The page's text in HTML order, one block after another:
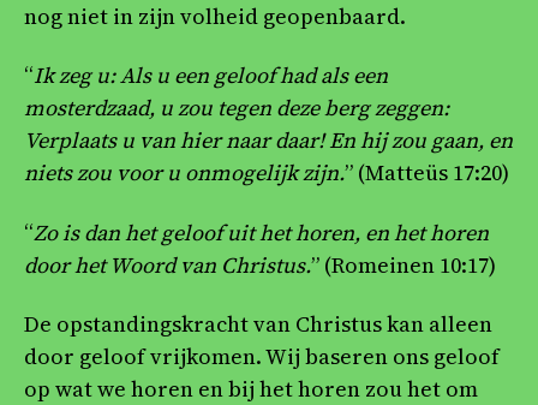
nog niet in zijn volheid geopenbaard.
“Ik zeg u: Als u een geloof had als een
mosterdzaad, u zou tegen deze berg zeggen:
Verplaats u van hier naar daar! En hij zou gaan, en
niets zou voor u onmogelijk zijn.” (Matteüs 17:20)
“Zo is dan het geloof uit het horen, en het horen
door het Woord van Christus.” (Romeinen 10:17)
De opstandingskracht van Christus kan alleen
door geloof vrijkomen. Wij baseren ons geloof
op wat we horen en bij het horen zou het om